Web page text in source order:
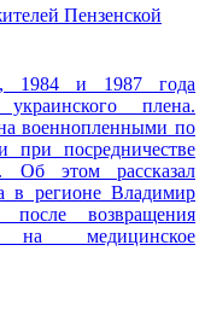
Пензенской
1984 и 1987 года
плена.
военнопленными по
посредничестве
Об этом рассказал
в регионе Владимир
возвращения
на медицинское